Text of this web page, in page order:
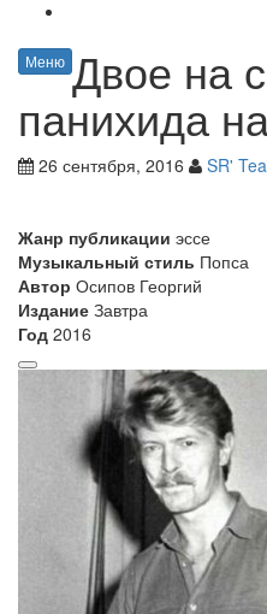
Меню Двое на
панихида
26 сентября, 2016 SR'
Жанр публикации эссе
Музыкальный стиль Попса
Автор Осипов Георгий
Издание Завтра
Год 2016